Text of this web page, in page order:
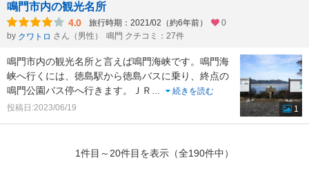
鳴門市内の観光名所
4.0 旅行時期：2021/02（約6年前）
0
by クワトロ さん（男性） 鳴門 クチコミ：27件
鳴門市内の観光名所と言えば鳴門海峡です。鳴門海
峡へ行くには、徳島駅から徳島バスに乗り、終点の
鳴門公園バス停へ行きます。ＪＲ ...
続きを読む
投稿日:2023/06/19
1
1件目～20件目を表示（全190件中）